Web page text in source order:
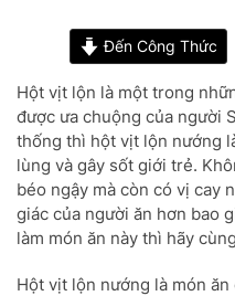
Đến Công Thức
Hột vịt lộn là một trong
được ưa chuộng của người
thống thì hột vịt lộn nướng
lùng và gây sốt giới trẻ.
béo ngậy mà còn có vị cay
giác của người ăn hơn bao
làm món ăn này thì hãy
Hột vịt lộn nướng là món